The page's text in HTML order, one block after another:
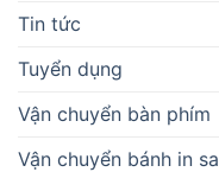
Tin tức
Tuyển dụng
Vận chuyển bàn phím
Vận chuyển bánh in